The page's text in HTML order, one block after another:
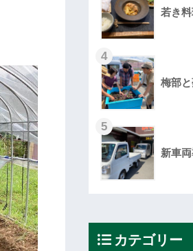
若き
4
梅部
5
新車両
カテゴリー